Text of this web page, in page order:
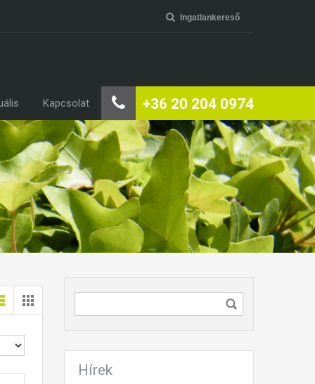
Ingatlankereső
+36 20 204 0974
Kapcsolat
Hírek